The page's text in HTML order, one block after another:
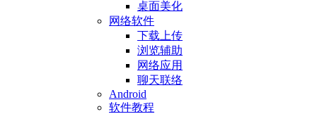
桌面美化
网络软件
下载上传
浏览辅助
网络应用
聊天联络
Android
软件教程